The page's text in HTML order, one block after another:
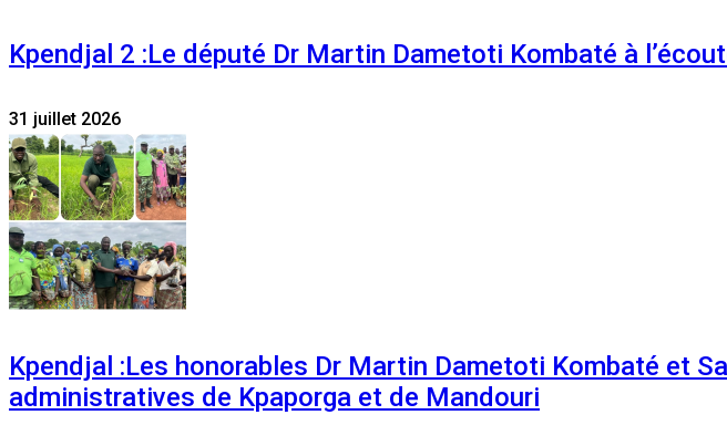
Kpendjal 2 :Le député Dr Martin Dametoti Kombaté à
31 juillet 2026
Kpendjal :Les honorables Dr Martin Dametoti Kombaté et
administratives de Kpaporga et de Mandouri